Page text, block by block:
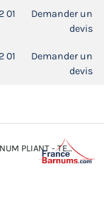
01
Demander un
devis
01
Demander un
devis
PLIANTE ALU PRO 45 LUXE M2 2MX3M BLEU + PACK CÔTÉS 380GR/M²